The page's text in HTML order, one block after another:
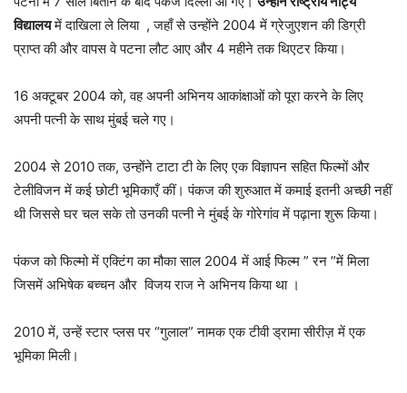
विद्यालयमें दाखिला ले लिया , जहाँ से उन्होंने 2004 में ग्रेजुएशन की डिग्री
प्राप्त की और वापस वे पटना लौट आए और 4 महीने तक थिएटर किया।
16 अक्टूबर 2004 को, वह अपनी अभिनय आकांक्षाओं को पूरा करने के लिए
अपनी पत्नी के साथ मुंबई चले गए।
2004 से 2010 तक, उन्होंने टाटा टी के लिए एक विज्ञापन सहित फिल्मों और
टेलीविजन में कई छोटी भूमिकाएँ कीं। पंकज की शुरुआत में कमाई इतनी अच्छी नहीं
थी जिससे घर चल सके तो उनकी पत्नी ने मुंबई के गोरेगांव में पढ़ाना शुरू किया।
पंकज को फिल्मो में एक्टिंग का मौका साल 2004 में आई फिल्म ” रन ”में मिला
जिसमें अभिषेक बच्चन और विजय राज ने अभिनय किया था ।
2010 में, उन्हें स्टार प्लस पर “गुलाल” नामक एक टीवी ड्रामा सीरीज़ में एक
भूमिका मिली।